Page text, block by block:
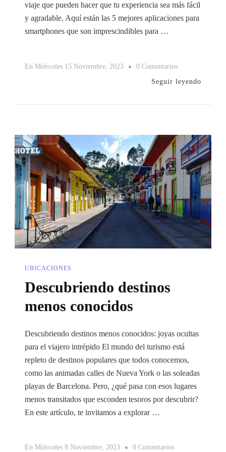
viaje que pueden hacer que tu experiencia sea más fácil
y agradable. Aquí están las 5 mejores aplicaciones para
smartphones que son imprescindibles para …
En Miércoles 15 Noviembre, 2023 0 ComentariosEn
Las
De
Viaje
Para
Smartphones
Imprescindibles
Viajar
Seguir leyendo
UBICACIONES
Descubriendo destinos
menos conocidos
Descubriendo destinos menos conocidos: joyas ocultas
para el viajero intrépido El mundo del turismo está
repleto de destinos populares que todos conocemos,
como las animadas calles de Nueva York o las soleadas
playas de Barcelona. Pero, ¿qué pasa con esos lugares
menos transitados que esconden tesoros por descubrir?
En este artículo, te invitamos a explorar …
En Miércoles 8 Noviembre, 2023 0 ComentariosEn